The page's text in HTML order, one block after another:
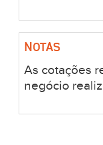
NOTAS
As cotações
negócio